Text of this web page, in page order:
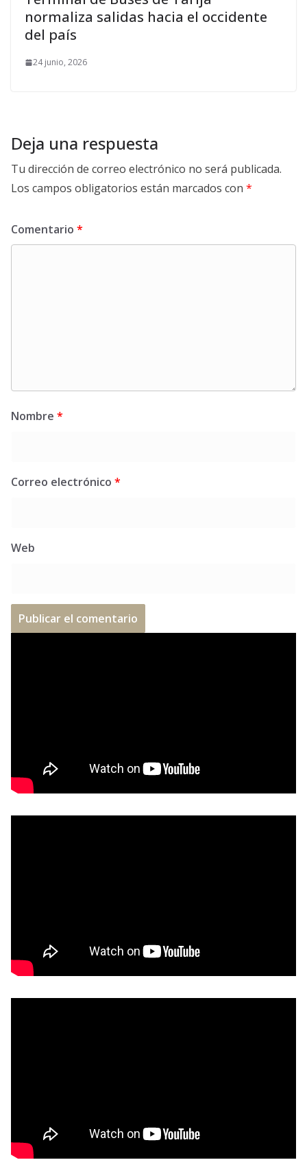
normaliza salidas hacia el occidente
del país
24 junio, 2026
Deja una respuesta
Tu dirección de correo electrónico no será publicada.
Los campos obligatorios están marcados con *
Comentario *
Nombre *
Correo electrónico *
Web